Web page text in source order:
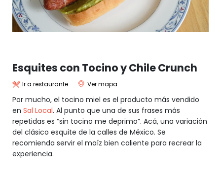
Esquites con Tocino y Chile Crunch
Ir a restaurante Ver mapa
Por mucho, el tocino miel es el producto más vendido
en Sal Local. Al punto que una de sus frases más
repetidas es “sin tocino me deprimo”. Acá, una variación
del clásico esquite de la calles de México. Se
recomienda servir el maíz bien caliente para recrear la
experiencia.